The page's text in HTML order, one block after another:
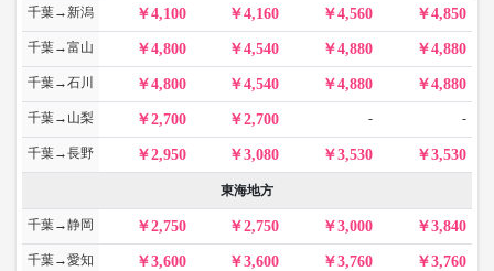
千葉→新潟 4,100 4,160 4,560 4,850
千葉→富山 4,800 4,540 4,880 4,880
千葉→石川 4,800 4,540 4,880 4,880
千葉→山梨 2,700 2,700 - -
千葉→長野 2,950 3,080 3,530 3,530
東海地方
千葉→静岡 2,750 2,750 3,000 3,840
千葉→愛知 3,600 3,600 3,760 3,760